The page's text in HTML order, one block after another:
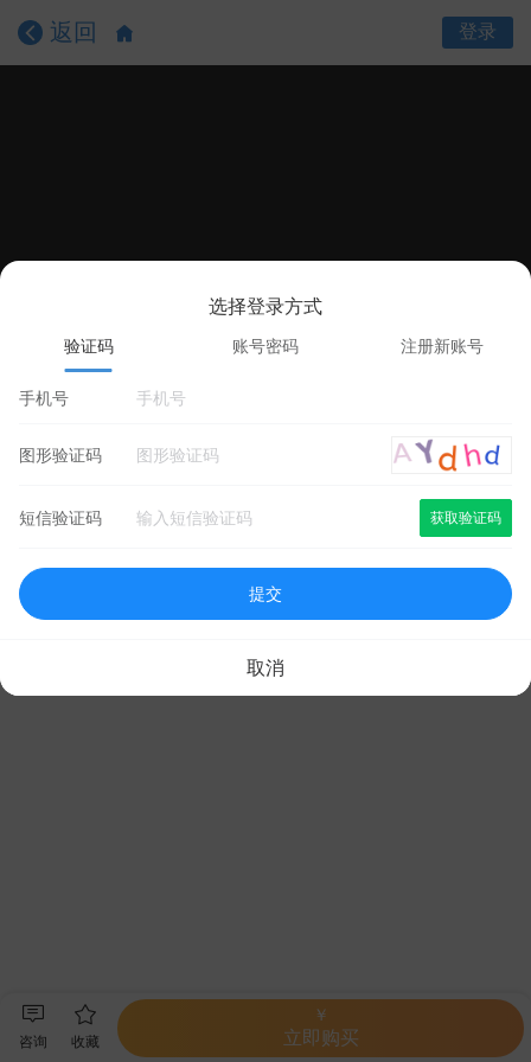
返回 登录
咨询 收藏
￥
立即购买
选择登录方式
验证码 账号密码 注册新账号
手机号
图形验证码
短信验证码 获取验证码
提交
取消